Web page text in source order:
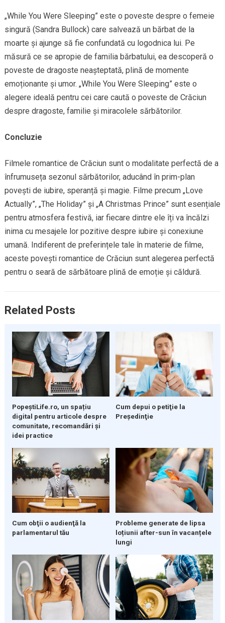
„While You Were Sleeping” este o poveste despre o femeie
singură (Sandra Bullock) care salvează un bărbat de la
moarte și ajunge să fie confundată cu logodnica lui. Pe
măsură ce se apropie de familia bărbatului, ea descoperă o
poveste de dragoste neașteptată, plină de momente
emoționante și umor. „While You Were Sleeping” este o
alegere ideală pentru cei care caută o poveste de Crăciun
despre dragoste, familie și miracolele sărbătorilor.
Concluzie
Filmele romantice de Crăciun sunt o modalitate perfectă de a
înfrumuseța sezonul sărbătorilor, aducând în prim-plan
povești de iubire, speranță și magie. Filme precum „Love
Actually”, „The Holiday” și „A Christmas Prince” sunt esențiale
pentru atmosfera festivă, iar fiecare dintre ele îți va încălzi
inima cu mesajele lor pozitive despre iubire și conexiune
umană. Indiferent de preferințele tale în materie de filme,
aceste povești romantice de Crăciun sunt alegerea perfectă
pentru o seară de sărbătoare plină de emoție și căldură.
Related Posts
PopeștiLife.ro, un spațiu
digital pentru articole despre
comunitate, recomandări și
idei practice
Cum depui o petiţie la
Preşedinţie
Cum obţii o audienţă la
parlamentarul tău
Probleme generate de lipsa
loțiunii after-sun în vacanțele
lungi